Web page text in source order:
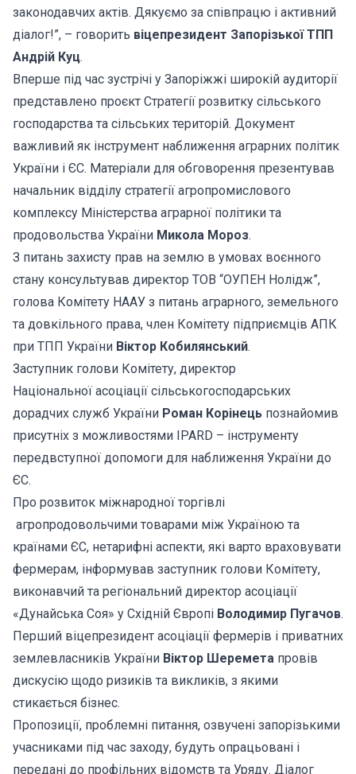
законодавчих актів. Дякуємо за співпрацю і активний
діалог!”, – говорить віцепрезидент Запорізької ТПП
Андрій Куц.
Вперше під час зустрічі у Запоріжжі широкій аудиторії
представлено проєкт Стратегії розвитку сільського
господарства та сільських територій. Документ
важливий як інструмент наближення аграрних політик
України і ЄС. Матеріали для обговорення презентував
начальник відділу стратегії агропромислового
комплексу Міністерства аграрної політики та
продовольства України Микола Мороз.
З питань захисту прав на землю в умовах воєнного
стану консультував директор ТОВ “ОУПЕН Нолідж”,
голова Комітету НААУ з питань аграрного, земельного
та довкільного права, член Комітету підприємців АПК
при ТПП України Віктор Кобилянський.
Заступник голови Комітету, директор
Національної асоціації сільськогосподарських
дорадчих служб України Роман Корінець познайомив
присутніх з можливостями IPARD – інструменту
передвступної допомоги для наближення України до
ЄС.
Про розвиток міжнародної торгівлі
агропродовольчими товарами між Україною та
країнами ЄС, нетарифні аспекти, які варто враховувати
фермерам, інформував заступник голови Комітету,
виконавчий та регіональний директор асоціації
«Дунайська Соя» у Східній Європі Володимир Пугачов.
Перший віцепрезидент асоціації фермерів і приватних
землевласників України Віктор Шеремета провів
дискусію щодо ризиків та викликів, з якими
стикається бізнес.
Пропозиції, проблемні питання, озвучені запорізькими
учасниками під час заходу, будуть опрацьовані і
передані до профільних відомств та Уряду. Діалог